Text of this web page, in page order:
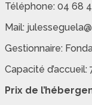
Téléphone: 04 68
Mail:
Gestionnaire:
Capacité d’accueil:
Prix de